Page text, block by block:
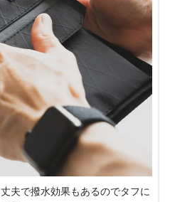
夫で撥水効果もあるのでタフに